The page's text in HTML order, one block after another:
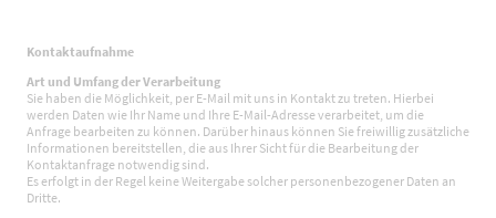
Kontaktaufnahme
Art und Umfang der Verarbeitung
Sie haben die Möglichkeit, per E-Mail mit uns in Kontakt zu treten. Hierbei
werden Daten wie Ihr Name und Ihre E-Mail-Adresse verarbeitet, um die
Anfrage bearbeiten zu können. Darüber hinaus können Sie freiwillig zusätzliche
Informationen bereitstellen, die aus Ihrer Sicht für die Bearbeitung der
Kontaktanfrage notwendig sind.
Es erfolgt in der Regel keine Weitergabe solcher personenbezogener Daten an
Dritte.